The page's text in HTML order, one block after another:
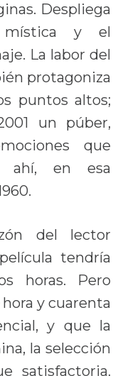
Despliega
y el
La labor del
protagoniza
puntos altos;
un púber,
que
ahí, en esa
del lector
tendría
horas. Pero
y cuarenta
y que la
la selección
satisfactoria.